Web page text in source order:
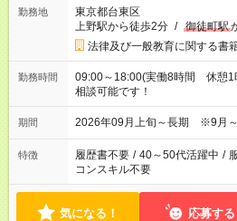
勤務地
東京都台東区
上野駅から徒歩2分 / 御徒町駅
法律及び一般教育に関する書
勤務時間
09:00～18:00(実働8時間 休憩1
相談可能です！
期間 2026年09月上旬～長期 ※9月～
特徴 履歴書不要 / 40～50代活躍中 /
コンスキル不要
気になる！ 応募する